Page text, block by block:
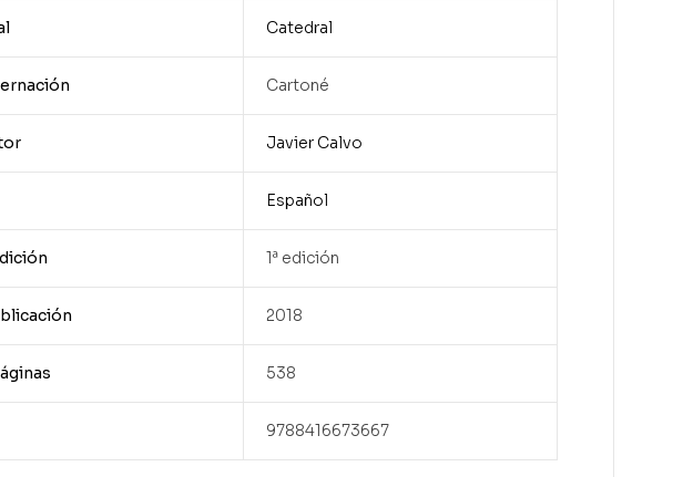
Catedral
Cartoné
Javier Calvo
Español
1ª edición
2018
538
9788416673667